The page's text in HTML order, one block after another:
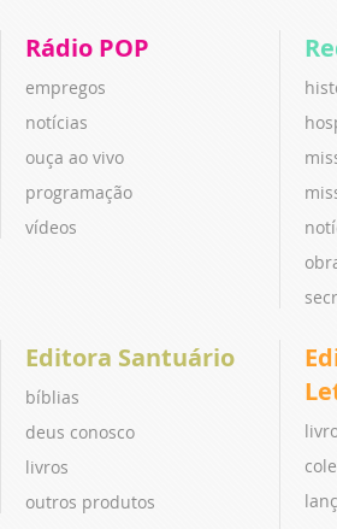
Rádio POP
empregos
notícias
ouça ao vivo
programação
vídeos
Editora Santuário
bíblias
deus conosco
livros
outros produtos